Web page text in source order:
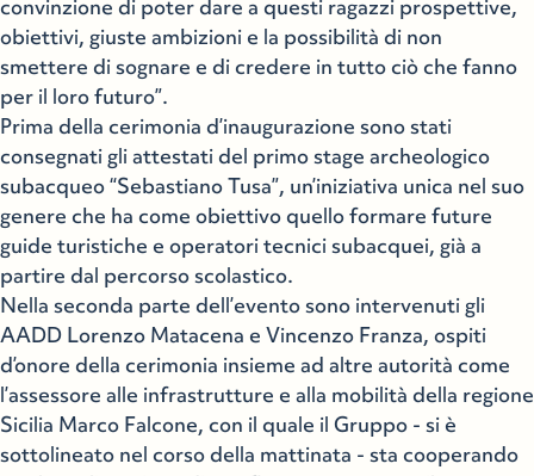
convinzione di poter dare a questi ragazzi prospettive,
obiettivi, giuste ambizioni e la possibilità di non
smettere di sognare e di credere in tutto ciò che fanno
per il loro futuro”.
Prima della cerimonia d’inaugurazione sono stati
consegnati gli attestati del primo stage archeologico
subacqueo “Sebastiano Tusa”, un’iniziativa unica nel suo
genere che ha come obiettivo quello formare future
guide turistiche e operatori tecnici subacquei, già a
partire dal percorso scolastico.
Nella seconda parte dell’evento sono intervenuti gli
AADD Lorenzo Matacena e Vincenzo Franza, ospiti
d’onore della cerimonia insieme ad altre autorità come
l’assessore alle infrastrutture e alla mobilità della regione
Sicilia Marco Falcone, con il quale il Gruppo - si è
sottolineato nel corso della mattinata - sta cooperando